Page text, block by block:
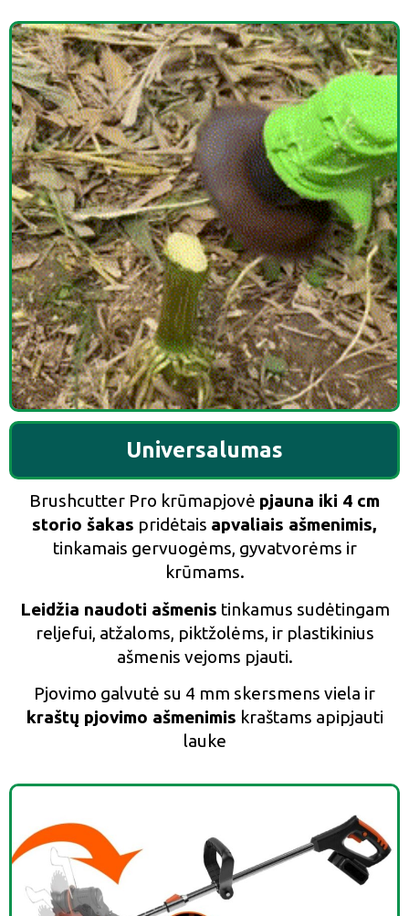
Universalumas
Brushcutter Pro krūmapjovė pjauna iki 4 cm
storio šakas pridėtais apvaliais ašmenimis,
tinkamais gervuogėms, gyvatvorėms ir
krūmams.
Leidžia naudoti ašmenis tinkamus sudėtingam
reljefui, atžaloms, piktžolėms, ir plastikinius
ašmenis vejoms pjauti.
Pjovimo galvutė su 4 mm skersmens viela ir
kraštų pjovimo ašmenimis kraštams apipjauti
lauke